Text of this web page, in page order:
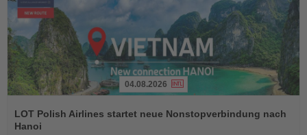
Sie
die
04.08.2026
LOT Polish Airlines startet neue Nonstopverbindung nach
Hanoi